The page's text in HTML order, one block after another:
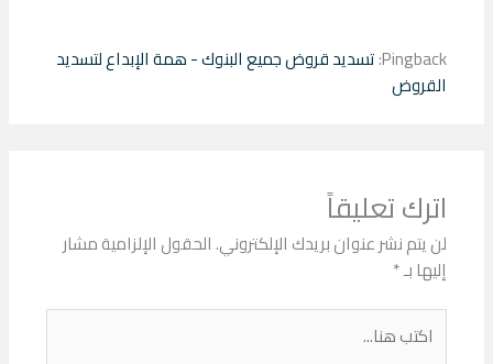
Pingback: تسديد قروض جميع البنوك - همة الإبداع لتسديد
القروض
اترك تعليقاً
لن يتم نشر عنوان بريدك الإلكتروني.الحقول الإلزامية مشار
إليها بـ*
اكتب
هنا...